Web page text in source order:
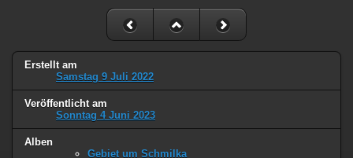
Erstellt am
Samstag 9 Juli 2022
Veröffentlicht am
Sonntag 4 Juni 2023
Alben
Gebiet um Schmilka